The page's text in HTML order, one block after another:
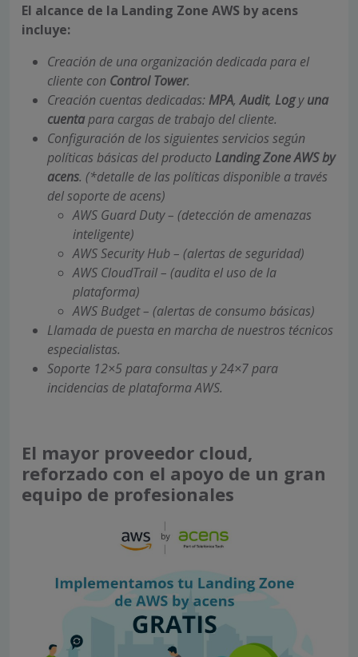
El alcance de la Landing Zone AWS by acens
incluye:
Creación de una organización dedicada para el
cliente con Control Tower.
Creación cuentas dedicadas: MPA,Audit, Logyuna
cuentapara cargas de trabajo del cliente.
Configuración de los siguientes servicios según
políticas básicas del producto Landing Zone AWS by
acens. (*detalle de las políticas disponible a través
del soporte de acens)
AWS Guard Duty – (detección de amenazas
inteligente)
AWS Security Hub – (alertas de seguridad)
AWS CloudTrail – (audita el uso de la
plataforma)
AWS Budget – (alertas de consumo básicas)
Llamada de puesta en marcha de nuestros técnicos
especialistas.
Soporte 12×5 para consultas y 24×7 para
incidencias de plataforma AWS.
El mayor proveedor cloud,
reforzado con el apoyo de un gran
equipo de profesionales